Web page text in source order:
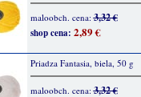
maloobch. cena:3,32 €
shop cena: 2,89 €
Priadza Fantasia, biela, 50 g
maloobch. cena:3,32 €